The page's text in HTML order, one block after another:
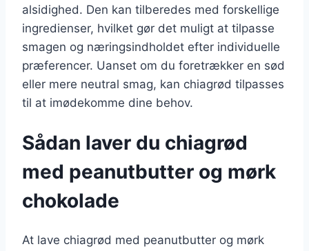
alsidighed. Den kan tilberedes med forskellige
ingredienser, hvilket gør det muligt at tilpasse
smagen og næringsindholdet efter individuelle
præferencer. Uanset om du foretrækker en sød
eller mere neutral smag, kan chiagrød tilpasses
til at imødekomme dine behov.
Sådan laver du chiagrød
med peanutbutter og mørk
chokolade
At lave chiagrød med peanutbutter og mørk